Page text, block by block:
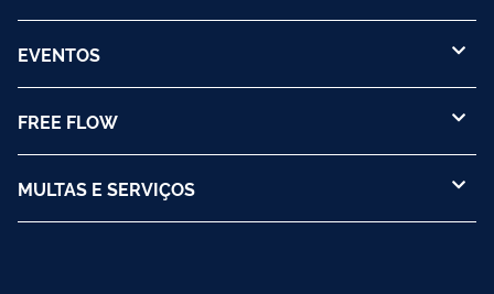
EVENTOS
FREE FLOW
MULTAS E SERVIÇOS